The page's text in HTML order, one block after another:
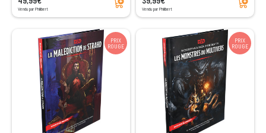
Vendu par Philibert Vendu par Philibert
PRIX
ROUGE
PRIX
ROUGE